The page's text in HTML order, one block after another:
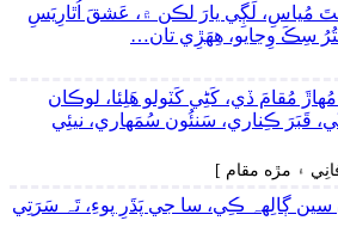
مُياسِ، لَڳِي يارَ لڪن ۾، عَشقَ اُٿارِيَسِ
سِڪَ وِڃايو، ھِهَڙِي تان…
مُقامَ ڏي، کَڻِي کَٽولو ھَلِئا، لوڪان
قَبَرَ ڪِناري، سَنئُون سُمَهاري، نيئِي
۽ مڙه مقام ]
ڳالِهہ ڪِي، سا جي پَڌَرِ پوءِ، تَہ سَرَتِي